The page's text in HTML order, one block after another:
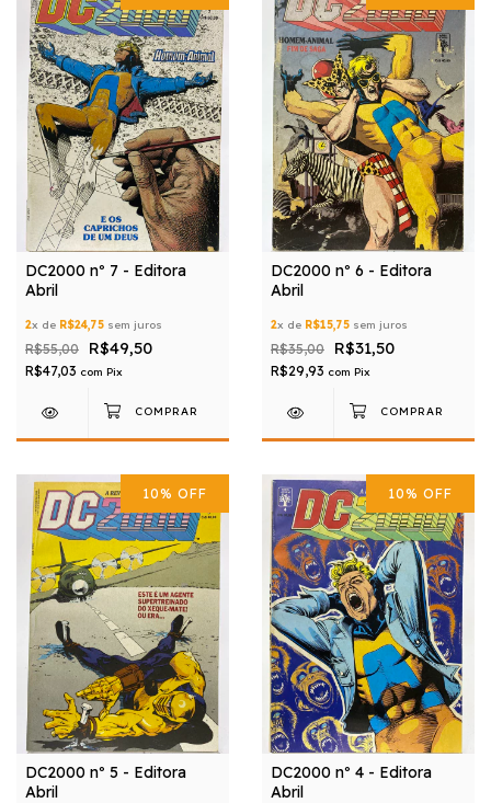
DC2000 nº 7 - Editora
Abril
2x de R$24,75 sem juros
R$55,00 R$49,50
R$47,03 com Pix
DC2000 nº 6 - Editora
Abril
2x de R$15,75 sem juros
R$35,00 R$31,50
R$29,93 com Pix
10% OFF
DC2000 nº 5 - Editora
Abril
10% OFF
DC2000 nº 4 - Editora
Abril